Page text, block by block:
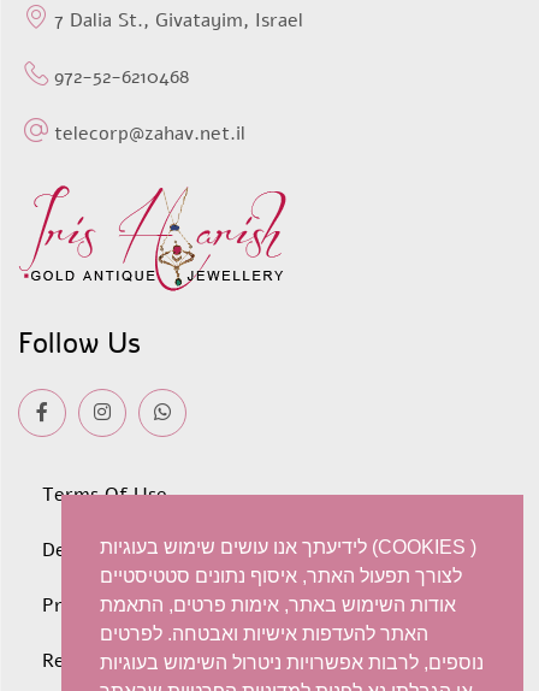
7 Dalia St., Givatayim, Israel
972-52-6210468
telecorp@zahav.net.il
Follow Us
Terms Of Use
Deliveries
Privacy policy
Refunds and Exchanges
לידיעתך אנו עושים שימוש בעוגיות (COOKIES )
לצורך תפעול האתר, איסוף נתונים סטטיסטיים
אודות השימוש באתר, אימות פרטים, התאמת
האתר להעדפות אישיות ואבטחה. לפרטים
נוספים, לרבות אפשרויות ניטרול השימוש בעוגיות